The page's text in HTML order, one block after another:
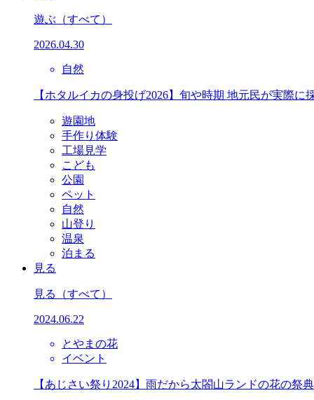
遊ぶ （すべて）
2026.04.30
自然
【ホタルイカの身投げ2026】旬や時期 地元民が実際に
遊園地
手作り体験
工場見学
こども
公園
ペット
自然
山登り
温泉
泊まる
見る
見る （すべて）
2024.06.22
とやまの花
イベント
【あじさい祭り2024】雨だから太閤山ランドの花の祭